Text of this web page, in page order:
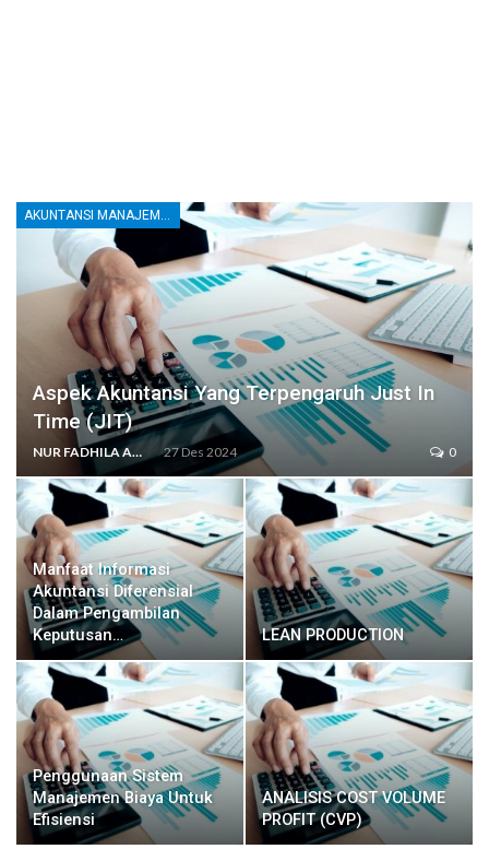
AKUNTANSI MANAJEMEN DAN BIAYA
Aspek Akuntansi Yang Terpengaruh Just In
Time (JIT)
NUR FADHILA AMRI, SE., AK., M.SI 27 Des 2024 0
Manfaat Informasi
Akuntansi Diferensial
Dalam Pengambilan
Keputusan…
LEAN PRODUCTION
Penggunaan Sistem
Manajemen Biaya Untuk
Efisiensi
ANALISIS COST VOLUME
PROFIT (CVP)